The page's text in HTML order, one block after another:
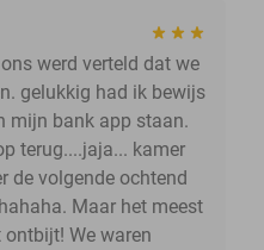
werd verteld dat we
gelukkig had ik bewijs
mijn bank app staan.
terug....jaja... kamer
de volgende ochtend
Maar het meest
We waren